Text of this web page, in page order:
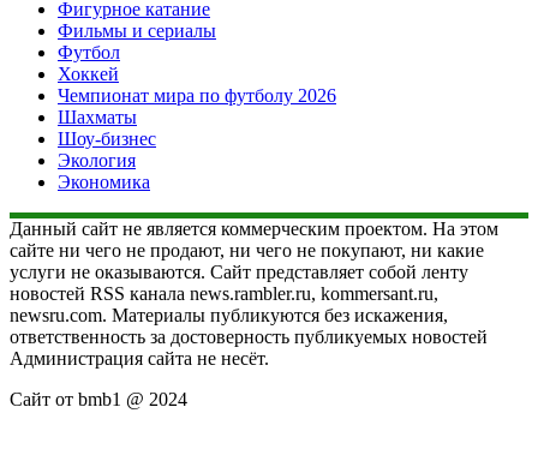
Фигурное катание
Фильмы и сериалы
Футбол
Хоккей
Чемпионат мира по футболу 2026
Шахматы
Шоу-бизнес
Экология
Экономика
Данный сайт не является коммерческим проектом. На этом
сайте ни чего не продают, ни чего не покупают, ни какие
услуги не оказываются. Сайт представляет собой ленту
новостей RSS канала news.rambler.ru, kommersant.ru,
newsru.com. Материалы публикуются без искажения,
ответственность за достоверность публикуемых новостей
Администрация сайта не несёт.
Сайт от bmb1 @ 2024